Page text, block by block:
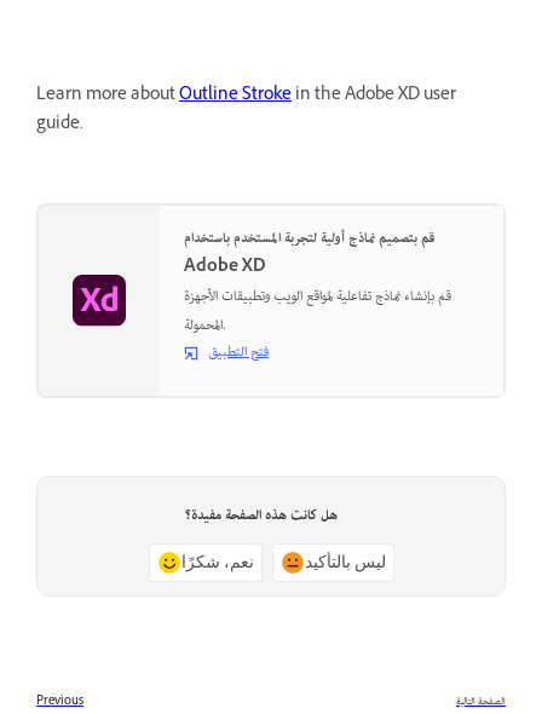
Learn more aboutOutline Strokein the Adobe XD user
guide.
قم بتصميم نماذج أولية لتجربة المستخدم باستخدام
Adobe XD
قم بإنشاء نماذج تفاعلية لمواقع الويب وتطبيقات الأجهزة
المحمولة.
فتح التطبيق
هل كانت هذه الصفحة مفيدة؟
نعم، شكرًا ليس بالتأكيد
Previous الصفحة التالية